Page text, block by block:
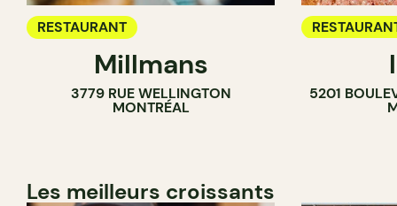
RESTAURANT
Millmans
3779 RUE WELLINGTON
MONTRÉAL
BAR À VIN
5201
Les meilleurs croissants